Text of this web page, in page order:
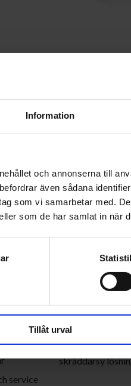
Information
och annonserna till
även sådana
som vi samarbetar med.
som de har samlat in när
Tillåt urval
mål att vara en ledande
Vårt nya
service
Det här får du
Med vår
och prisvärda
Hos oss finns
skräddarsy